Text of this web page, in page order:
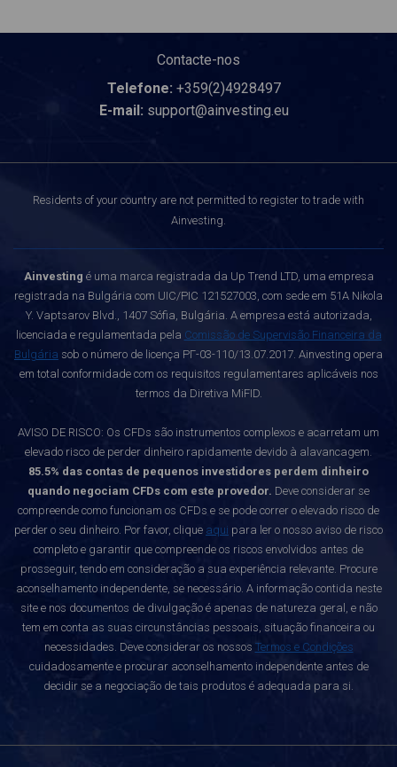
Contacte-nos
Telefone: +359(2)4928497
E-mail: support@ainvesting.eu
Residents of your country are not permitted to register to trade with
Ainvesting.
Ainvesting é uma marca registrada da Up Trend LTD, uma empresa
registrada na Bulgária com UIC/PIC 121527003, com sede em 51A Nikola
Y. Vaptsarov Blvd., 1407 Sófia, Bulgária. A empresa está autorizada,
licenciada e regulamentada pela Comissão de Supervisão Financeira da
Bulgária sob o número de licença РГ-03-110/13.07.2017. Ainvesting opera
em total conformidade com os requisitos regulamentares aplicáveis nos
termos da Diretiva MiFID.
AVISO DE RISCO: Os CFDs são instrumentos complexos e acarretam um
elevado risco de perder dinheiro rapidamente devido à alavancagem.
85.5% das contas de pequenos investidores perdem dinheiro
quando negociam CFDs com este provedor. Deve considerar se
compreende como funcionam os CFDs e se pode correr o elevado risco de
perder o seu dinheiro. Por favor, clique aqui para ler o nosso aviso de risco
completo e garantir que compreende os riscos envolvidos antes de
prosseguir, tendo em consideração a sua experiência relevante. Procure
aconselhamento independente, se necessário. A informação contida neste
site e nos documentos de divulgação é apenas de natureza geral, e não
tem em conta as suas circunstâncias pessoais, situação financeira ou
necessidades. Deve considerar os nossos Termos e Condições
cuidadosamente e procurar aconselhamento independente antes de
decidir se a negociação de tais produtos é adequada para si.